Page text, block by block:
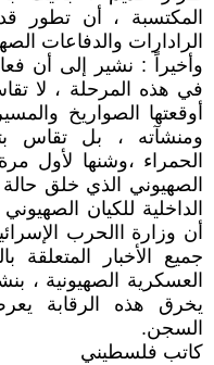
المكتسبة ، أن تطور
الرادارات والدفاعات
وأخيراً : نشير إلى أن
في هذه المرحلة ، لا
أوقعتها الصواريخ
ومنشآته ، بل تقاس
الحمراء ،وشنها لأول
الصهيوني الذي خلق
الداخلية للكيان
أن وزارة االحرب
جميع الأخبار
العسكرية الصهيونية ،
يخرق هذه الرقابة
السجن.
كاتب فلسطيني